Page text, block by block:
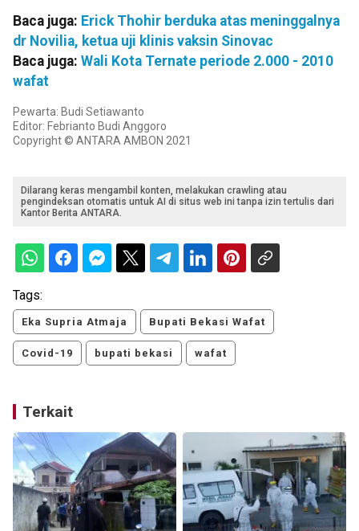
Baca juga: Erick Thohir berduka atas meninggalnya
dr Novilia, ketua uji klinis vaksin Sinovac
Baca juga: Wali Kota Ternate periode 2.000 - 2010
wafat
Pewarta: Budi Setiawanto
Editor: Febrianto Budi Anggoro
Copyright © ANTARA AMBON 2021
Dilarang keras mengambil konten, melakukan crawling atau
pengindeksan otomatis untuk AI di situs web ini tanpa izin tertulis dari
Kantor Berita ANTARA.
Tags:
Eka Supria Atmaja Bupati Bekasi Wafat
Covid-19 bupati bekasi wafat
Terkait